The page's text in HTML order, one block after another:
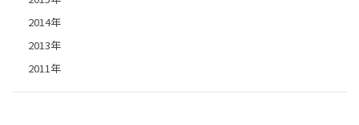
2014年
2013年
2011年